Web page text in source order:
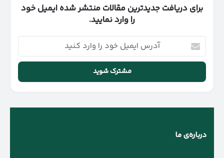
برای دریافت جدیدترین مقالات منتشر شده ایمیل خود
را وارد نمایید.
آدرس
ایمیل
خود
وارد
کنید
درباره‌ی ما